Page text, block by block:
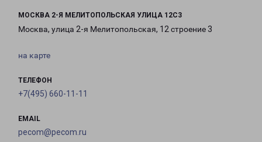
МОСКВА 2-Я МЕЛИТОПОЛЬСКАЯ УЛИЦА 12С3
Москва, улица 2-я Мелитопольская, 12 строение 3
на карте
ТЕЛЕФОН
+7(495) 660-11-11
EMAIL
pecom@pecom.ru